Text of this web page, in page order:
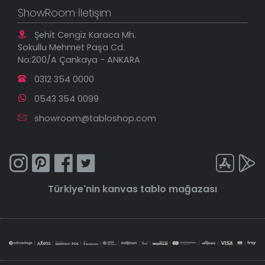
ShowRoom İletişim
Şehit Cengiz Karaca Mh.
Sokullu Mehmet Paşa Cd.
No:200/A Çankaya - ANKARA
0312 354 0000
0543 354 0099
showroom@tabloshop.com
Türkiye'nin kanvas tablo mağazası